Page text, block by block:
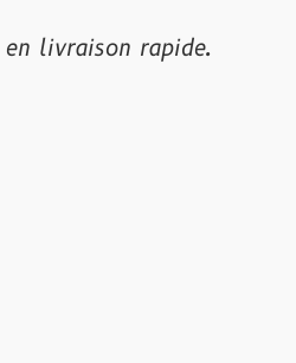
rapide.